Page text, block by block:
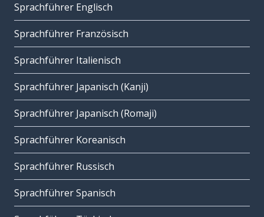
Sprachführer Englisch
Sprachführer Französisch
Sprachführer Italienisch
Sprachführer Japanisch (Kanji)
Sprachführer Japanisch (Romaji)
Sprachführer Koreanisch
Sprachführer Russisch
Sprachführer Spanisch